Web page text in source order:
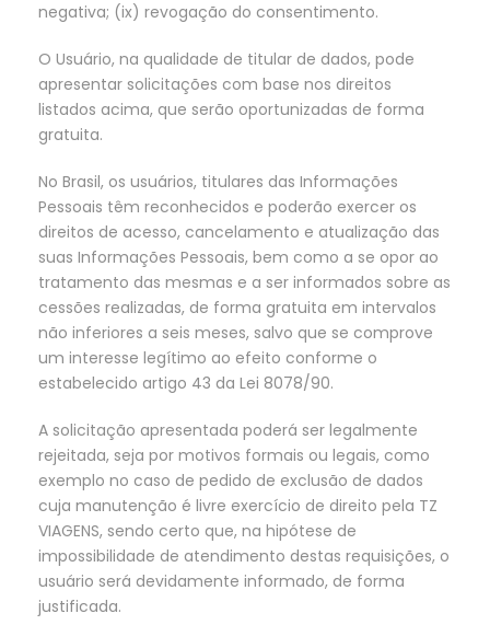
negativa; (ix) revogação do consentimento.
O Usuário, na qualidade de titular de dados, pode
apresentar solicitações com base nos direitos
listados acima, que serão oportunizadas de forma
gratuita.
No Brasil, os usuários, titulares das Informações
Pessoais têm reconhecidos e poderão exercer os
direitos de acesso, cancelamento e atualização das
suas Informações Pessoais, bem como a se opor ao
tratamento das mesmas e a ser informados sobre as
cessões realizadas, de forma gratuita em intervalos
não inferiores a seis meses, salvo que se comprove
um interesse legítimo ao efeito conforme o
estabelecido artigo 43 da Lei 8078/90.
A solicitação apresentada poderá ser legalmente
rejeitada, seja por motivos formais ou legais, como
exemplo no caso de pedido de exclusão de dados
cuja manutenção é livre exercício de direito pela TZ
VIAGENS, sendo certo que, na hipótese de
impossibilidade de atendimento destas requisições, o
usuário será devidamente informado, de forma
justificada.